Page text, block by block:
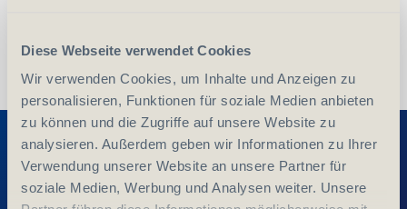
Diese Webseite verwendet Cookies
Wir verwenden Cookies, um Inhalte und Anzeigen zu
personalisieren, Funktionen für soziale Medien anbieten
zu können und die Zugriffe auf unsere Website zu
analysieren. Außerdem geben wir Informationen zu Ihrer
Verwendung unserer Website an unsere Partner für
soziale Medien, Werbung und Analysen weiter. Unsere
Entdecken Sie weitere Produkte